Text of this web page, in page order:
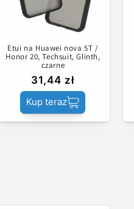
Etui na Huawei nova 5T /
Honor 20, Techsuit, Glinth,
czarne
31,44 zł
Kup teraz